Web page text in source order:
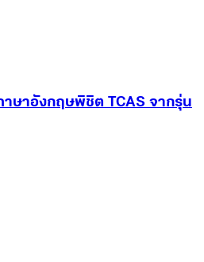
ษาอังกฤษ พิชิต TCAS จากรุ่น